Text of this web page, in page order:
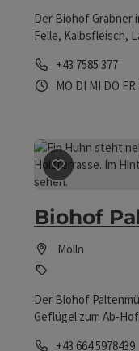
Der Biohof Grabner
Felle, Kalbsfleisch,
Telefon
+43 7585 377
Öffnungszeiten
MO Montag
DI MI DO FR
Beitrag merken
Biohof
Molln
Der Biohof
Geflügel zum Ab-
Telefon
+43 664 5978439